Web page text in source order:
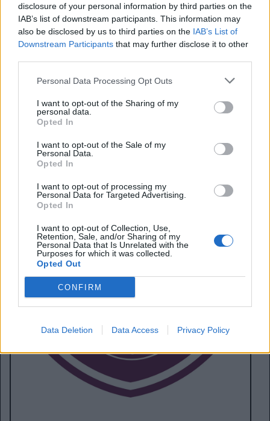
disclosure of your personal information by third parties on the
IAB’s list of downstream participants. This information may
also be disclosed by us to third parties on the IAB’s List of
Downstream Participants that may further disclose it to other
Personal Data Processing Opt Outs
I want to opt-out of the Sharing of my
personal data.
Opted In
I want to opt-out of the Sale of my
Personal Data.
Opted In
I want to opt-out of processing my
Personal Data for Targeted Advertising.
Opted In
I want to opt-out of Collection, Use,
Retention, Sale, and/or Sharing of my
Personal Data that Is Unrelated with the
Purposes for which it was collected.
Opted Out
CONFIRM
Data Deletion Data Access Privacy Policy
REDAZIONE
Twitter @Calciopremier